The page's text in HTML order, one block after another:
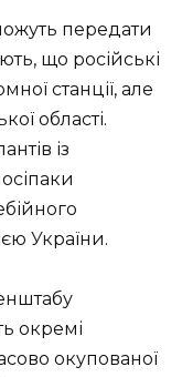
передати
що російські
станції, але
області.
із
України.
окремі
окупованої